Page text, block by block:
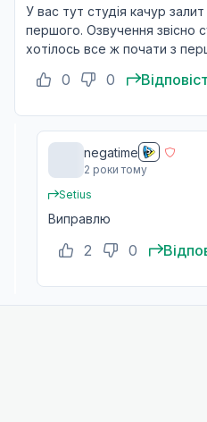
T
13 Завтра
Кіотський захід
16 січ. 2021
Кіотський захід
23 січ. 2021
У вас тут студія качур
першого. Озвучення звісно
хотілось все ж почати з
0 0
negatime
2 роки тому
Setius
Виправлю
2 0